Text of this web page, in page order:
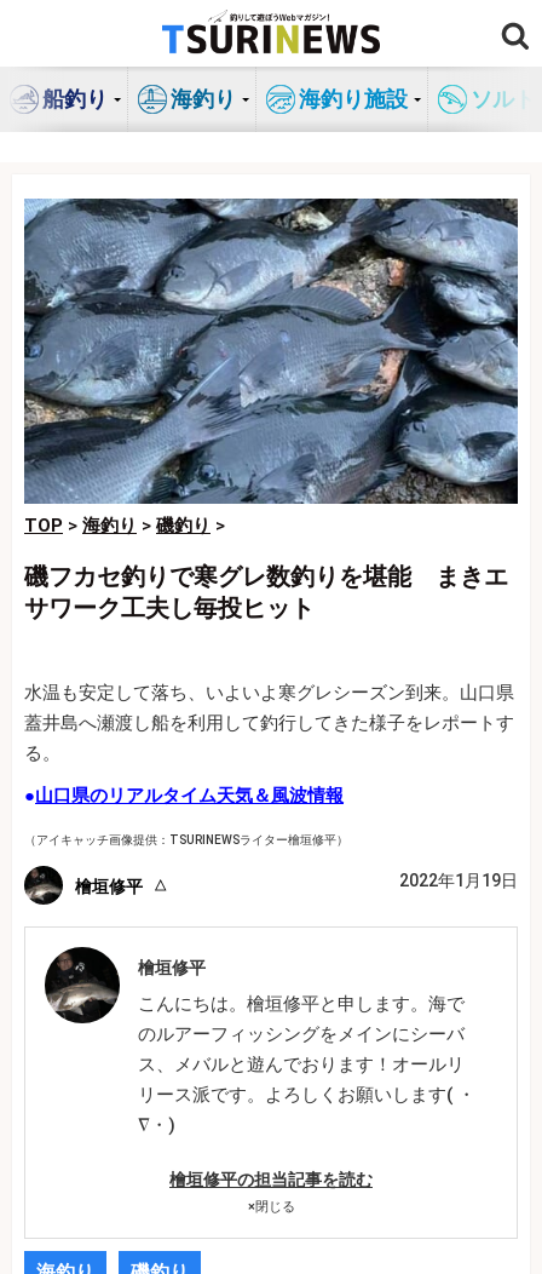
ン
船釣り 海釣り 海釣り施設 ソル
TOP > 海釣り > 磯釣り >
磯フカセ釣りで寒グレ数釣りを堪能 まきエ
サワーク工夫し毎投ヒット
水温も安定して落ち、いよいよ寒グレシーズン到来。山口県
蓋井島へ瀬渡し船を利用して釣行してきた様子をレポートす
る。
●山口県のリアルタイム天気＆風波情報
（アイキャッチ画像提供：TSURINEWSライター檜垣修平）
檜垣修平 2022年1月19日
檜垣修平
こんにちは。檜垣修平と申します。海で
のルアーフィッシングをメインにシーバ
ス、メバルと遊んでおります！オールリ
リース派です。よろしくお願いします( ・
∇・)
檜垣修平の担当記事を読む
×閉じる